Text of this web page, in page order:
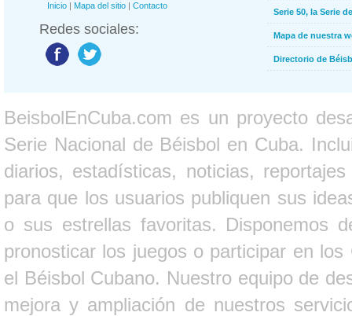
Inicio | Mapa del sitio | Contacto
Redes sociales:
Serie 50, la Serie
Mapa de nuestra
Directorio de
BeisbolEnCuba.com es un proyecto
Serie Nacional de Béisbol en Cuba.
diarios, estadísticas, noticias,
para que los usuarios publiquen sus
o sus estrellas favoritas. Disponemos
pronosticar los juegos o participar en
el Béisbol Cubano. Nuestro equipo de
mejora y ampliación de nuestros